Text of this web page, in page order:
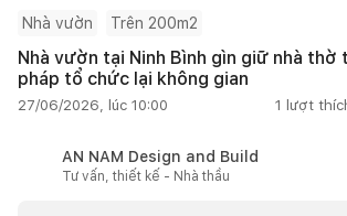
Nhà vườn Trên 200m2
Nhà vườn tại Ninh Bình gìn giữ nhà thờ
pháp tổ chức lại không gian
27/06/2026, lúc 10:00 1 lượt
AN NAM Design and Build
Tư vấn, thiết kế - Nhà thầu